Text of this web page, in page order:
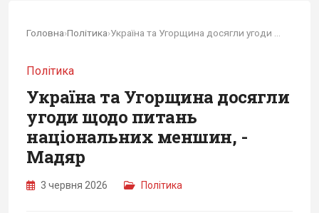
Головна›Політика›
Політика
Україна та Угорщина досягли
угоди щодо питань
національних меншин, -
Мадяр
3 червня 2026 Політика